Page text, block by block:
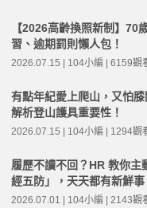
【2026高齡換照新制】70
習、逾期罰則懶人包！
2026.07.15 | 104小編 | 6159觀
有點年紀愛上爬山，又怕
解析登山護具重要性！
2026.07.15 | 104小編 | 1294觀
履歷不讀不回？HR 教你主
經五防」，天天都有新鮮
理 林宸碩 | 高年級不打烊 x
2026.07.01 | 104小編 | 2143觀